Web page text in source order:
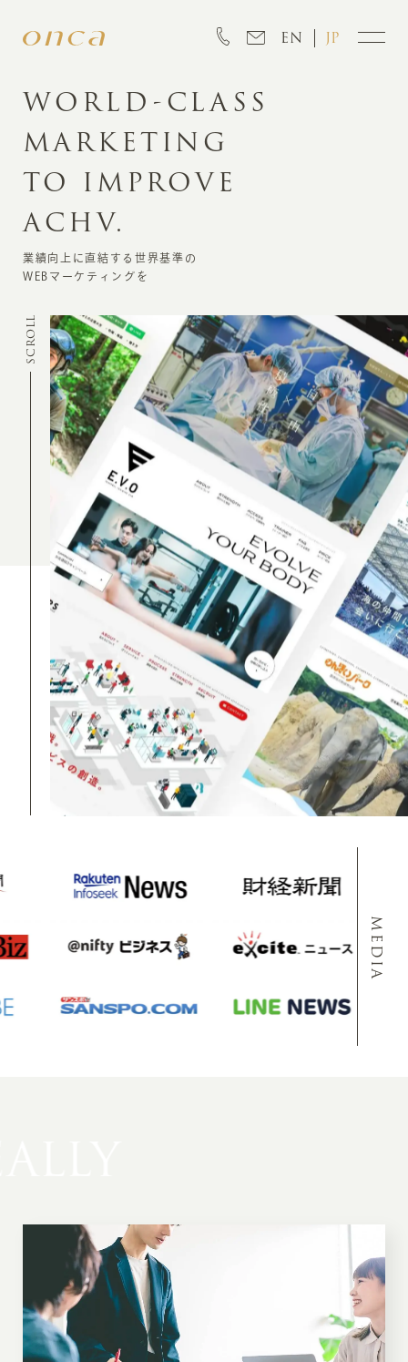
EN JP
INFORMATION
ABOUT
CREATION
WORLD-CLASS
MARKETING
TO IMPROVE
ACHV.
業績向上に直結する世界基準の
WEBマーケティングを
SCROLL
MEDIA